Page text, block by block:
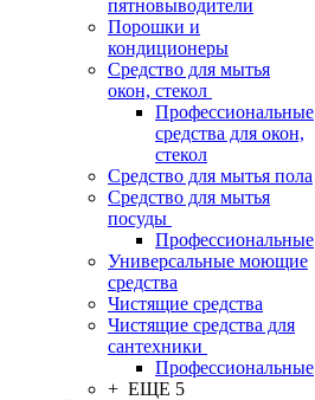
пятновыводители
Порошки и
кондиционеры
Средство для мытья
окон, стекол
Профессиональные
средства для окон,
стекол
Средство для мытья пола
Средство для мытья
посуды
Профессиональные
Универсальные моющие
средства
Чистящие средства
Чистящие средства для
сантехники
Профессиональные
+ ЕЩЕ 5